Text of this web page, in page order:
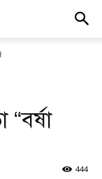
444